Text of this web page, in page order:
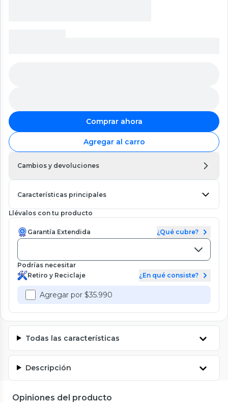
Comprar ahora
Agregar al carro
Cambios y devoluciones
Características principales
Llévalos con tu producto
Garantía Extendida ¿Qué cubre?
Podrías necesitar
Retiro y Reciclaje
¿En qué consiste?
Agregar por $35.990
Todas las características
Descripción
Opiniones del producto